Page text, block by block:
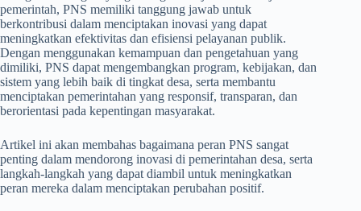
pemerintah, PNS memiliki tanggung jawab untuk
berkontribusi dalam menciptakan inovasi yang dapat
meningkatkan efektivitas dan efisiensi pelayanan publik.
Dengan menggunakan kemampuan dan pengetahuan yang
dimiliki, PNS dapat mengembangkan program, kebijakan, dan
sistem yang lebih baik di tingkat desa, serta membantu
menciptakan pemerintahan yang responsif, transparan, dan
berorientasi pada kepentingan masyarakat.
Artikel ini akan membahas bagaimana peran PNS sangat
penting dalam mendorong inovasi di pemerintahan desa, serta
langkah-langkah yang dapat diambil untuk meningkatkan
peran mereka dalam menciptakan perubahan positif.